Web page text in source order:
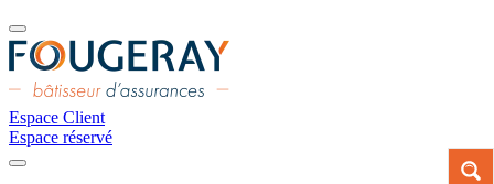
Espace Client
Espace réservé